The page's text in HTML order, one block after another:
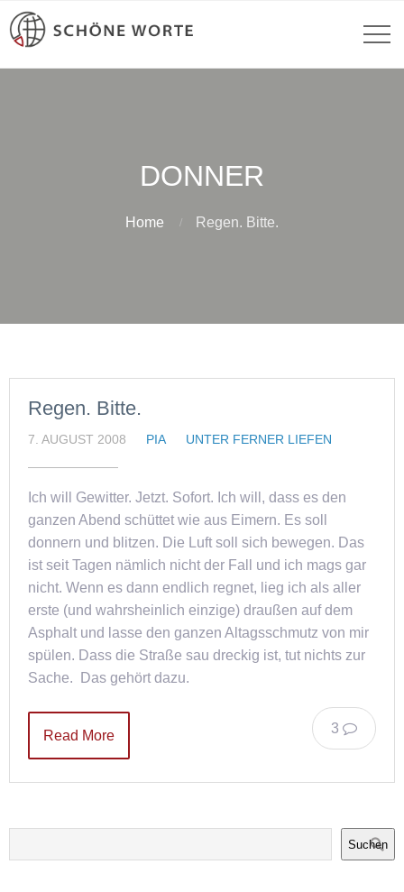
DONNER
Home Regen. Bitte.
Regen. Bitte.
7. AUGUST 2008 PIA UNTER FERNER LIEFEN
Ich will Gewitter. Jetzt. Sofort. Ich will, dass es den
ganzen Abend schüttet wie aus Eimern. Es soll
donnern und blitzen. Die Luft soll sich bewegen. Das
ist seit Tagen nämlich nicht der Fall und ich mags gar
nicht. Wenn es dann endlich regnet, lieg ich als aller
erste (und wahrsheinlich einzige) draußen auf dem
Asphalt und lasse den ganzen Altagsschmutz von mir
spülen. Dass die Straße sau dreckig ist, tut nichts zur
Sache. Das gehört dazu.
3
Read More
Suchen